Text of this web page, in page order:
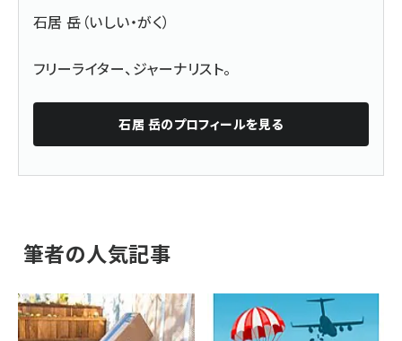
石居 岳（いしい・がく）
フリーライター、ジャーナリスト。
石居 岳のプロフィールを見る
筆者の人気記事